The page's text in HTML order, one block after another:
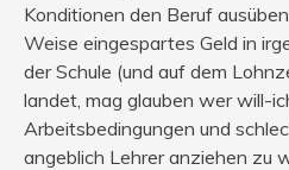
Konditionen den Beruf
Weise eingespartes Geld in
der Schule (und auf dem
landet, mag glauben wer will-
Arbeitsbedingungen und
angeblich Lehrer anziehen zu